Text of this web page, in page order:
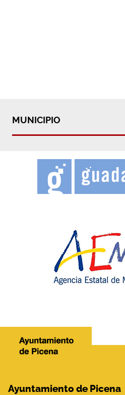
MUNICIPIO
Ayuntamiento de Picena